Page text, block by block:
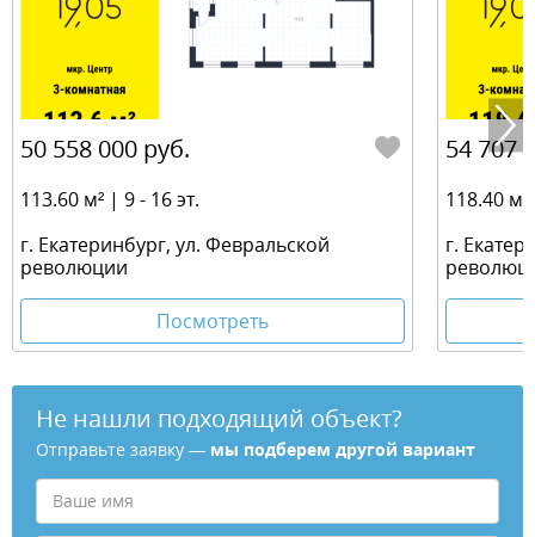
50 558 000 руб.
113.60 м² | 9 - 16 эт.
г. Екатеринбург, ул. Февральской
революции
Посмотреть
54 707
118.40
г.
Не нашли подходящий объект?
Отправьте заявку — мы подберем другой вариант